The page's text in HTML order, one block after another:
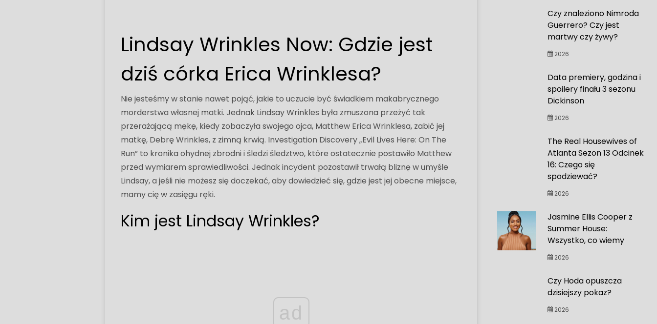
Lindsay Wrinkles Now: Gdzie jest
dziś córka Erica Wrinklesa?
Nie jesteśmy w stanie nawet pojąć, jakie to uczucie być świadkiem makabrycznego
morderstwa własnej matki. Jednak Lindsay Wrinkles była zmuszona przeżyć tak
przerażającą mękę, kiedy zobaczyła swojego ojca, Matthew Erica Wrinklesa, zabić jej
matkę, Debrę Wrinkles, z zimną krwią. Investigation Discovery „Evil Lives Here: On The
Run” to kronika ohydnej zbrodni i śledzi śledztwo, które ostatecznie postawiło Matthew
przed wymiarem sprawiedliwości. Jednak incydent pozostawił trwałą bliznę w umyśle
Lindsay, a jeśli nie możesz się doczekać, aby dowiedzieć się, gdzie jest jej obecne miejsce,
mamy cię w zasięgu ręki.
Kim jest Lindsay Wrinkles?
ad
Czy znaleziono Nimroda
Guerrero? Czy jest
martwy czy żywy?
2026
Data premiery, godzina i
spoilery finału 3 sezonu
Dickinson
2026
The Real Housewives of
Atlanta Sezon 13 Odcinek
16: Czego się
spodziewać?
2026
Jasmine Ellis Cooper z
Summer House:
Wszystko, co wiemy
2026
Czy Hoda opuszcza
dzisiejszy pokaz?
2026